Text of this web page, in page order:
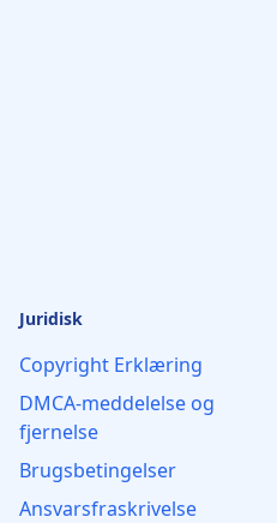
Juridisk
Copyright Erklæring
DMCA-meddelelse og
fjernelse
Brugsbetingelser
Ansvarsfraskrivelse